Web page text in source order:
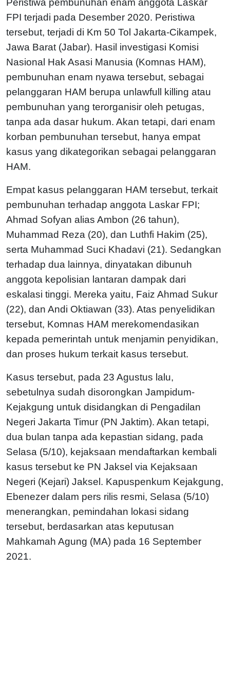
Peristiwa pembunuhan enam anggota Laskar
FPI terjadi pada Desember 2020. Peristiwa
tersebut, terjadi di Km 50 Tol Jakarta-Cikampek,
Jawa Barat (Jabar). Hasil investigasi Komisi
Nasional Hak Asasi Manusia (Komnas HAM),
pembunuhan enam nyawa tersebut, sebagai
pelanggaran HAM berupa unlawfull killing atau
pembunuhan yang terorganisir oleh petugas,
tanpa ada dasar hukum. Akan tetapi, dari enam
korban pembunuhan tersebut, hanya empat
kasus yang dikategorikan sebagai pelanggaran
HAM.
Empat kasus pelanggaran HAM tersebut, terkait
pembunuhan terhadap anggota Laskar FPI;
Ahmad Sofyan alias Ambon (26 tahun),
Muhammad Reza (20), dan Luthfi Hakim (25),
serta Muhammad Suci Khadavi (21). Sedangkan
terhadap dua lainnya, dinyatakan dibunuh
anggota kepolisian lantaran dampak dari
eskalasi tinggi. Mereka yaitu, Faiz Ahmad Sukur
(22), dan Andi Oktiawan (33). Atas penyelidikan
tersebut, Komnas HAM merekomendasikan
kepada pemerintah untuk menjamin penyidikan,
dan proses hukum terkait kasus tersebut.
Kasus tersebut, pada 23 Agustus lalu,
sebetulnya sudah disorongkan Jampidum-
Kejakgung untuk disidangkan di Pengadilan
Negeri Jakarta Timur (PN Jaktim). Akan tetapi,
dua bulan tanpa ada kepastian sidang, pada
Selasa (5/10), kejaksaan mendaftarkan kembali
kasus tersebut ke PN Jaksel via Kejaksaan
Negeri (Kejari) Jaksel. Kapuspenkum Kejakgung,
Ebenezer dalam pers rilis resmi, Selasa (5/10)
menerangkan, pemindahan lokasi sidang
tersebut, berdasarkan atas keputusan
Mahkamah Agung (MA) pada 16 September
2021.